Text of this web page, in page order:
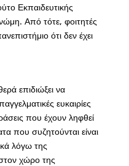
Εκπαιδευτικής
Από τότε, φοιτητές
ότι δεν έχει
επιδιώξει να
ευκαιρίες
που έχουν ληφθεί
που συζητούνται είναι
λόγω της
χώρο της